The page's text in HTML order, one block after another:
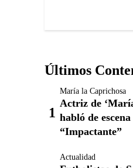
Últimos
María la Caprichosa
Actriz de
habló de
“Impactante”
Actualidad